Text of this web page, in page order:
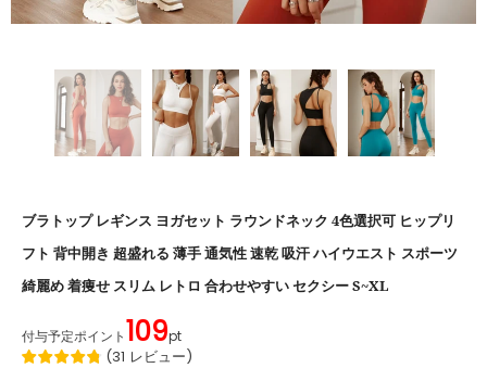
ブラトップ レギンス ヨガセット ラウンドネック 4色選択可 ヒップリ
フト 背中開き 超盛れる 薄手 通気性 速乾 吸汗 ハイウエスト スポーツ
綺麗め 着痩せ スリム レトロ 合わせやすい セクシー S~XL
付与予定ポイント109pt
(31 レビュー)